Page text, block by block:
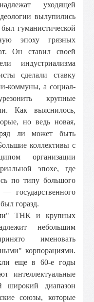
уходящей
вылупились
гуманистической
эпоху грязных
Он ставил своей
индустриализма
сделали ставку
коммуны, а социал-
крупные
Как выяснилось,
но ведь новая,
ли может быть
коллективы с
организации
эпохе, где
по типу большого
государственного
горазд.
ТНК и крупных
небольшим
именовать
корпорациями.
еще в 60-е годы
интеллектуальные
широкий диапазон
союзы, которые